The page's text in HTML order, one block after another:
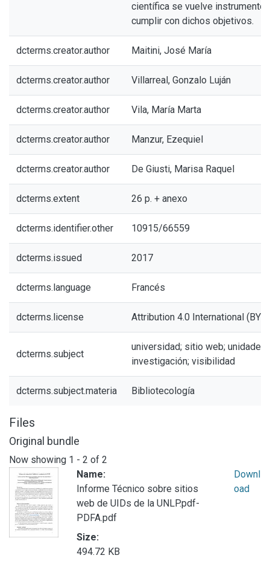
científica se vuelve instrumento
cumplir con dichos objetivos.
dcterms.creator.author Maitini, José María
dcterms.creator.author Villarreal, Gonzalo Luján
dcterms.creator.author Vila, María Marta
dcterms.creator.author Manzur, Ezequiel
dcterms.creator.author De Giusti, Marisa Raquel
dcterms.extent 26 p. + anexo
dcterms.identifier.other 10915/66559
dcterms.issued 2017
dcterms.language Francés
dcterms.license Attribution 4.0 International (BY
dcterms.subject
universidad; sitio web; unidades
investigación; visibilidad
dcterms.subject.materia Bibliotecología
Files
Original bundle
Now showing 1 - 2 of 2
Name:
Informe Técnico sobre sitios
web de UIDs de la UNLP.pdf-
PDFA.pdf
Size:
494.72 KB
Downl
oad